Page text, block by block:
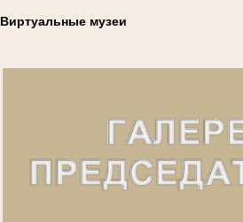
Виртуальные музеи